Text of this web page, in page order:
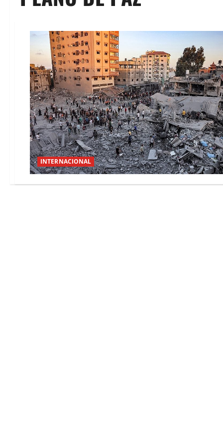
INTERNACIONAL